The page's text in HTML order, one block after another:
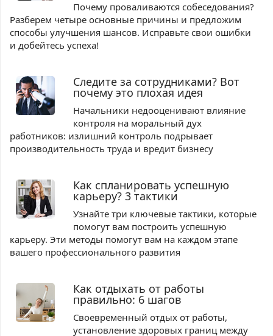
Почему проваливаются собеседования?
Разберем четыре основные причины и предложим
способы улучшения шансов. Исправьте свои ошибки
и добейтесь успеха!
Следите за сотрудниками? Вот
почему это плохая идея
Начальники недооценивают влияние
контроля на моральный дух
работников: излишний контроль подрывает
производительность труда и вредит бизнесу
Как спланировать успешную
карьеру? 3 тактики
Узнайте три ключевые тактики, которые
помогут вам построить успешную
карьеру. Эти методы помогут вам на каждом этапе
вашего профессионального развития
Как отдыхать от работы
правильно: 6 шагов
Своевременный отдых от работы,
установление здоровых границ между